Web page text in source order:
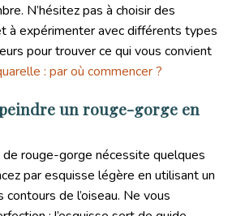
N’hésitez pas à choisir des
à expérimenter avec différents types
pour trouver ce qui vous convient
: par où commencer ?
un rouge-gorge en
rouge-gorge nécessite quelques
par esquisse légère en utilisant un
de l’oiseau. Ne vous